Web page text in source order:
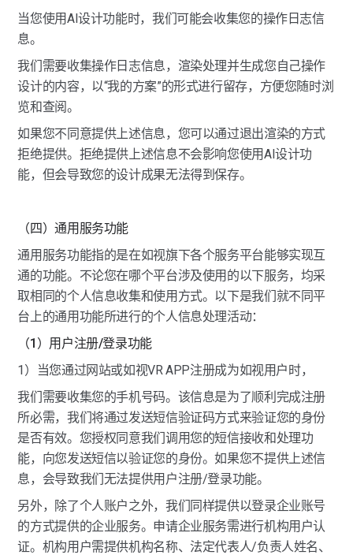
当您使用AI设计功能时，我们可能会收集您的操作日志信
息。
我们需要收集操作日志信息，渲染处理并生成您自己操作
设计的内容，以“我的方案”的形式进行留存，方便您随时浏
览和查阅。
如果您不同意提供上述信息，您可以通过退出渲染的方式
拒绝提供。拒绝提供上述信息不会影响您使用AI设计功
能，但会导致您的设计成果无法得到保存。
（四）通用服务功能
通用服务功能指的是在如视旗下各个服务平台能够实现互
通的功能。不论您在哪个平台涉及使用的以下服务，均采
取相同的个人信息收集和使用方式。以下是我们就不同平
台上的通用功能所进行的个人信息处理活动：
（1）用户注册/登录功能
1）当您通过网站或如视VR APP注册成为如视用户时，
我们需要收集您的手机号码。该信息是为了顺利完成注册
所必需，我们将通过发送短信验证码方式来验证您的身份
是否有效。您授权同意我们调用您的短信接收和处理功
能，向您发送短信以验证您的身份。如果您不提供上述信
息，会导致我们无法提供用户注册/登录功能。
另外，除了个人账户之外，我们同样提供以登录企业账号
的方式提供的企业服务。申请企业服务需进行机构用户认
证。机构用户需提供机构名称、法定代表人/负责人姓名、